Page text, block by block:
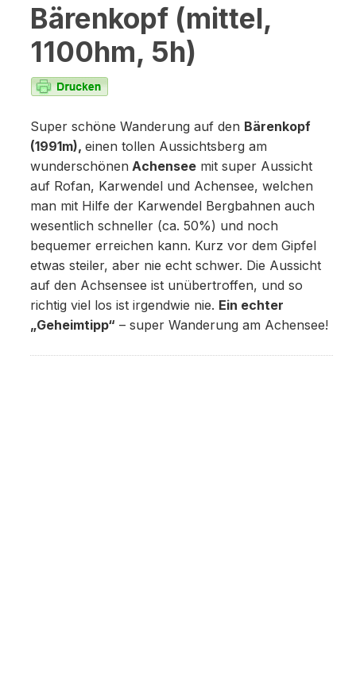
Bärenkopf (mittel,
1100hm, 5h)
Super schöne Wanderung auf den Bärenkopf
(1991m), einen tollen Aussichtsberg am
wunderschönen Achenseemit super Aussicht
auf Rofan, Karwendel und Achensee, welchen
man mit Hilfe der Karwendel Bergbahnen auch
wesentlich schneller (ca. 50%) und noch
bequemer erreichen kann. Kurz vor dem Gipfel
etwas steiler, aber nie echt schwer. Die Aussicht
auf den Achsensee ist unübertroffen, und so
richtig viel los ist irgendwie nie. Ein echter
„Geheimtipp“ – super Wanderung am Achensee!